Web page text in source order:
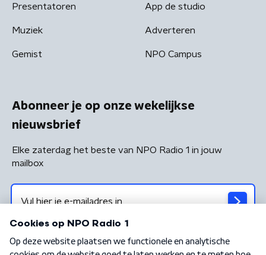
Presentatoren
Muziek
Gemist
App de studio
Adverteren
NPO Campus
Abonneer je op onze wekelijkse
nieuwsbrief
Elke zaterdag het beste van NPO Radio 1 in jouw
mailbox